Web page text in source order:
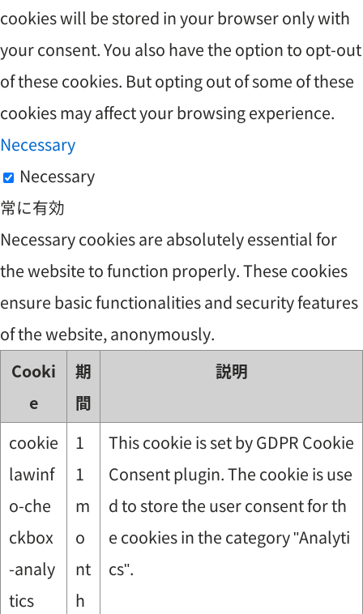
cookies will be stored in your browser only with
your consent. You also have the option to opt-out
of these cookies. But opting out of some of these
cookies may affect your browsing experience.
Necessary
Necessary
常に有効
Necessary cookies are absolutely essential for
the website to function properly. These cookies
ensure basic functionalities and security features
of the website, anonymously.
Cooki
e
期
間
説明
cookie
lawinf
o-che
ckbox
-analy
tics
1
1
m
o
nt
h
This cookie is set by GDPR Cookie
Consent plugin. The cookie is use
d to store the user consent for th
e cookies in the category "Analyti
cs".